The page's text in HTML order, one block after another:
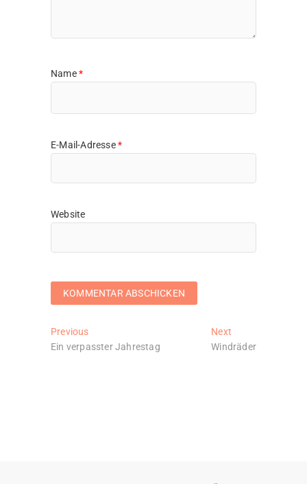
Name*
E-Mail-Adresse*
Website
Beitragsnavigation
PreviousPrevious
post:
Ein verpasster Jahrestag
Next
post:
Windräder